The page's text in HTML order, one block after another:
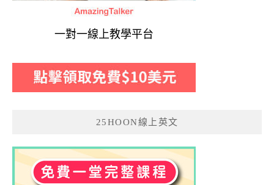
一對一線上教學平台
25HOON線上英文